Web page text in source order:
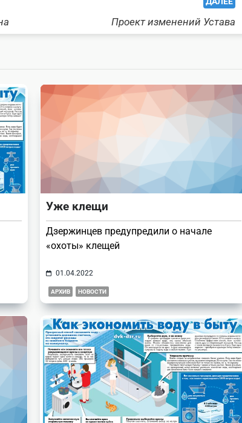
Проект изменений Устава
Уже клещи
Дзержинцев предупредили о начале
«охоты» клещей
01.04.2022
АРХИВ НОВОСТИ